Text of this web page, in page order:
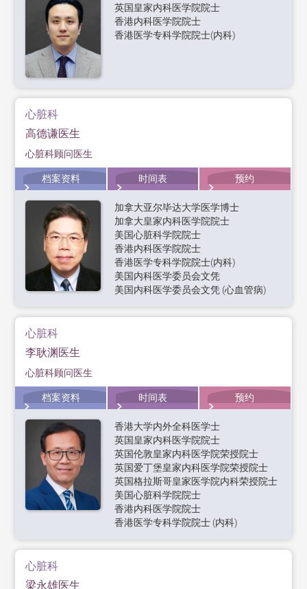
英国皇家内科医学院院士
香港内科医学院院士
香港医学专科学院院士(内科)
心脏科
高德谦医生
心脏科顾问医生
档案资料 时间表 预约
加拿大亚尔毕达大学医学博士
加拿大皇家内科医学院院士
美国心脏科学院院士
香港内科医学院院士
香港医学专科学院院士(内科)
美国内科医学委员会文凭
美国内科医学委员会文凭 (心血管病)
心脏科
李耿渊医生
心脏科顾问医生
档案资料 时间表 预约
香港大学内外全科医学士
英国皇家内科医学院院士
英国伦敦皇家内科医学院荣授院士
英国爱丁堡皇家内科医学院荣授院士
英国格拉斯哥皇家医学院内科荣授院士
美国心脏科学院院士
香港内科医学院院士
香港医学专科学院院士 (内科)
心脏科
梁永雄医生